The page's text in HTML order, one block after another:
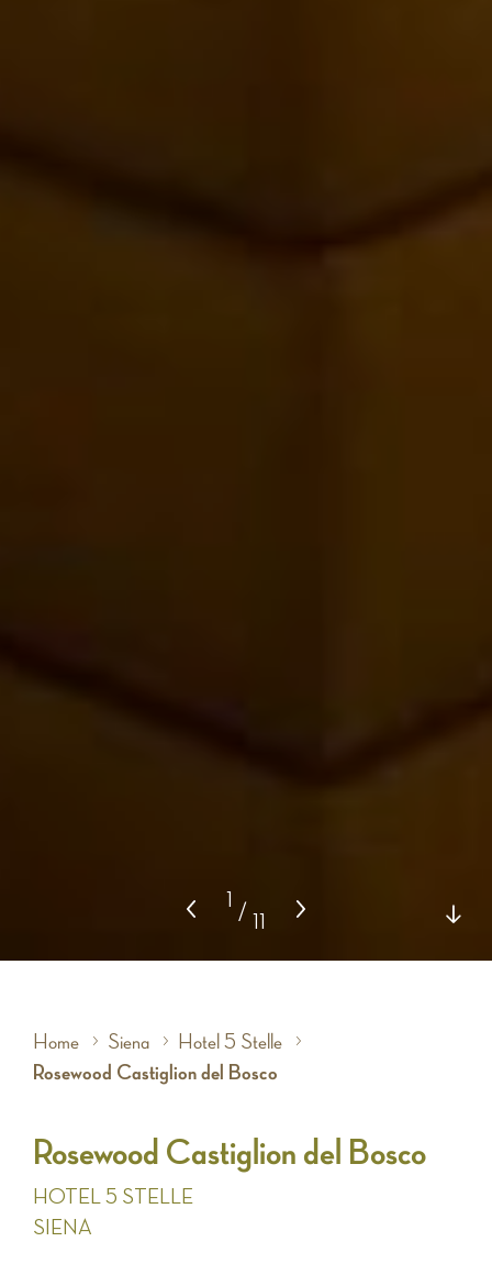
/
Home Siena
Hotel 5 Stelle
Rosewood Castiglion del Bosco
Rosewood Castiglion del Bosco
HOTEL 5 STELLE
SIENA